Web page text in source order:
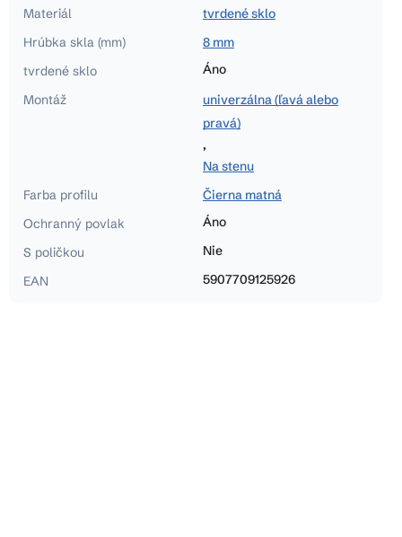
Materiál
tvrdené sklo
Hrúbka skla (mm)
8 mm
tvrdené sklo
Áno
Montáž
univerzálna (ľavá alebo
pravá)
,
Na stenu
Farba profilu
Čierna matná
Ochranný povlak
Áno
S poličkou
Nie
EAN
5907709125926